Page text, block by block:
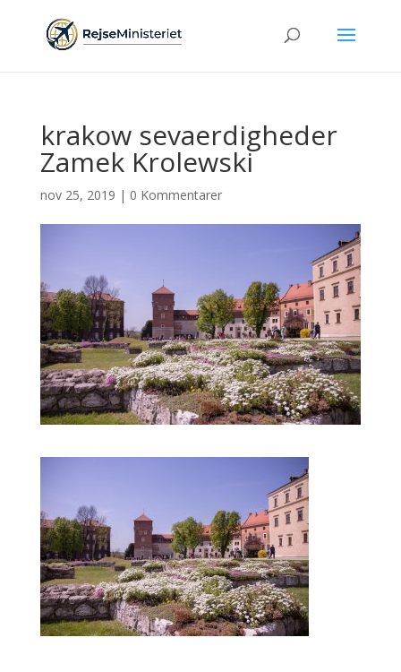
krakow sevaerdigheder
Zamek Krolewski
nov 25, 2019 | 0 Kommentarer